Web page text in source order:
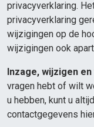
privacyverklaring.
privacyverklaring
wijzigingen op de
wijzigingen ook
Inzage, wijzigen
vragen hebt of wilt
u hebben, kunt u
contactgegevens